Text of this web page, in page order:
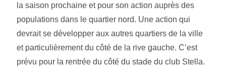
la saison prochaine et pour son action auprès des
populations dans le quartier nord. Une action qui
devrait se développer aux autres quartiers de la ville
et particulièrement du côté de la rive gauche. C’est
prévu pour la rentrée du côté du stade du club Stella.